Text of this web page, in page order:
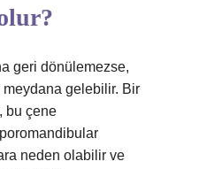
geri dönülemezse,
meydana gelebilir. Bir
bu çene
neden olabilir ve